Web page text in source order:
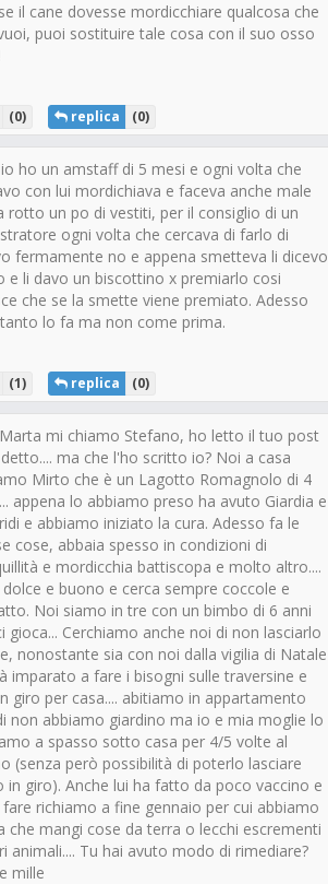
il cane dovesse mordicchiare qualcosa che
puoi sostituire tale cosa con il suo osso
(0) replica (0)
ho un amstaff di 5 mesi e ogni volta che
con lui mordichiava e faceva anche male
rotto un po di vestiti, per il consiglio di un
ogni volta che cercava di farlo di
fermamente no e appena smetteva li dicevo
e li davo un biscottino x premiarlo cosi
che se la smette viene premiato. Adesso
lo fa ma non come prima.
(1) replica (0)
mi chiamo Stefano, ho letto il tuo post
ma che l'ho scritto io? Noi a casa
Mirto che è un Lagotto Romagnolo di 4
appena lo abbiamo preso ha avuto Giardia e
e abbiamo iniziato la cura. Adesso fa le
cose, abbaia spesso in condizioni di
e mordicchia battiscopa e molto altro....
dolce e buono e cerca sempre coccole e
Noi siamo in tre con un bimbo di 6 anni
gioca... Cerchiamo anche noi di non lasciarlo
nonostante sia con noi dalla vigilia di Natale
imparato a fare i bisogni sulle traversine e
giro per casa.... abitiamo in appartamento
non abbiamo giardino ma io e mia moglie lo
a spasso sotto casa per 4/5 volte al
(senza però possibilità di poterlo lasciare
in giro). Anche lui ha fatto da poco vaccino e
fare richiamo a fine gennaio per cui abbiamo
che mangi cose da terra o lecchi escrementi
animali.... Tu hai avuto modo di rimediare?
mille